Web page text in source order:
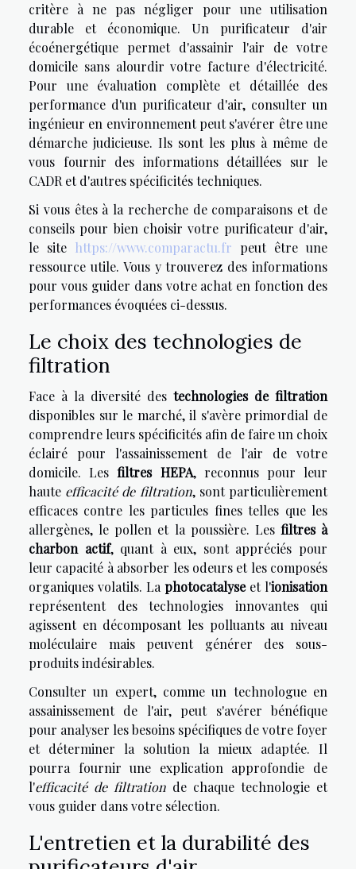
critère à ne pas négliger pour une utilisation
durable et économique. Un purificateur d'air
écoénergétique permet d'assainir l'air de votre
domicile sans alourdir votre facture d'électricité.
Pour une évaluation complète et détaillée des
performance d'un purificateur d'air, consulter un
ingénieur en environnement peut s'avérer être une
démarche judicieuse. Ils sont les plus à même de
vous fournir des informations détaillées sur le
CADR et d'autres spécificités techniques.
Si vous êtes à la recherche de comparaisons et de
conseils pour bien choisir votre purificateur d'air,
le site https://www.comparactu.fr peut être une
ressource utile. Vous y trouverez des informations
pour vous guider dans votre achat en fonction des
performances évoquées ci-dessus.
Le choix des technologies de
filtration
Face à la diversité des technologies de filtration
disponibles sur le marché, il s'avère primordial de
comprendre leurs spécificités afin de faire un choix
éclairé pour l'assainissement de l'air de votre
domicile. Lesfiltres HEPA, reconnus pour leur
haute efficacité de filtration, sont particulièrement
efficaces contre les particules fines telles que les
allergènes, le pollen et la poussière. Les filtres à
charbon actif, quant à eux, sont appréciés pour
leur capacité à absorber les odeurs et les composés
organiques volatils. Laphotocatalyseet l'ionisation
représentent des technologies innovantes qui
agissent en décomposant les polluants au niveau
moléculaire mais peuvent générer des sous-
produits indésirables.
Consulter un expert, comme un technologue en
assainissement de l'air, peut s'avérer bénéfique
pour analyser les besoins spécifiques de votre foyer
et déterminer la solution la mieux adaptée. Il
pourra fournir une explication approfondie de
l'efficacité de filtration de chaque technologie et
vous guider dans votre sélection.
L'entretien et la durabilité des